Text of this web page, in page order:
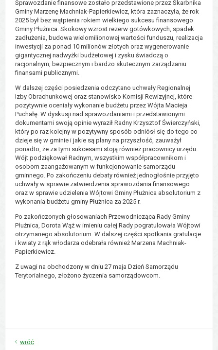
Sprawozdanie finansowe zostało przedstawione przez Skarbnika
Gminy Marzenę Machniak-Papierkiewicz, która zaznaczyła, że rok
2025 był bez wątpienia rokiem wielkiego sukcesu finansowego
Gminy Płużnica. Skokowy wzrost rezerw gotówkowych, spadek
zadłużenia, budowa wielomilionowej wartości funduszu, realizacja
inwestycji za ponad 10 milionów złotych oraz wygenerowanie
gigantycznej nadwyżki budżetowej i zysku świadczą o
racjonalnym, bezpiecznym i bardzo skutecznym zarządzaniu
finansami publicznymi.
W dalszej części posiedzenia odczytano uchwały Regionalnej
Izby Obrachunkowej oraz stanowisko Komisji Rewizyjnej, które
pozytywnie oceniały wykonanie budżetu przez Wójta Macieja
Puchałę. W dyskusji nad sprawozdaniami i przedstawionymi
dokumentami swoją opinie wyraził Radny Krzysztof Świerczyński,
który po raz kolejny w pozytywny sposób odniósł się do tego co
dzieje się w gminie i jakie są plany na przyszłość, zauważył
ponadto, że za tymi sukcesami stoją również pracownicy urzędu.
Wójt podziękował Radnym, wszystkim współpracownikom i
osobom zaangażowanym w funkcjonowanie samorządu
gminnego. Po zakończeniu debaty również jednogłośnie przyjęto
uchwały w sprawie zatwierdzenia sprawozdania finansowego
oraz w sprawie udzielenia Wójtowi Gminy Płużnica absolutorium z
wykonania budżetu gminy Płużnica za 2025 r.
Po zakończonych głosowaniach Przewodnicząca Rady Gminy
Płużnica, Dorota Wąż w imieniu całej Rady pogratulowała Wójtowi
otrzymanego absolutorium. W dalszej części spotkania gratulacje
i kwiaty z rąk włodarza odebrała również Marzena Machniak-
Papierkiewicz.
Z uwagi na obchodzony w dniu 27 maja Dzień Samorządu
Terytorialnego, złożono życzenia samorządowcom.
wróć